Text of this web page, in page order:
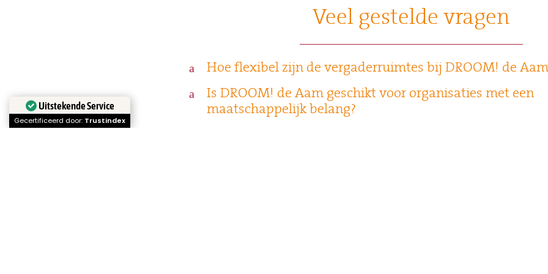
Veel gestelde vragen
a Hoe flexibel zijn de vergaderruimtes bij DROOM! de
a Is DROOM! de Aam geschikt voor organisaties met een
maatschappelijk belang?
Uitstekende Service
Gecertificeerd door: Trustindex